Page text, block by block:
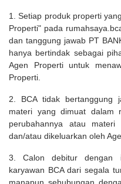
1. Setiap produk properti
Properti" pada
dan tanggung jawab PT
hanya bertindak sebagai
Agen Properti untuk
Properti.
2. BCA tidak bertanggung
materi yang dimuat dalam
perubahannya atau
dan/atau dikeluarkan oleh
3. Calon debitur dengan
karyawan BCA dari segala